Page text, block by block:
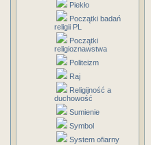
Piekło
Początki badań
religii PL
Początki
religioznawstwa
Politeizm
Raj
Religijność a
duchowość
Sumienie
Symbol
System ofiarny